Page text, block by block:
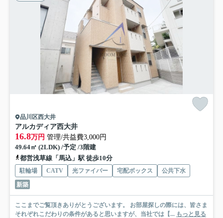
品川区西大井
アルカディア西大井
16.8万円 管理/共益費3,000円
49.64㎡ (2LDK) /予定 /3階建
都営浅草線「馬込」駅 徒歩10分
駐輪場 CATV 光ファイバー 宅配ボックス
公共下水
新築
ここまでご覧頂きありがとうございます。 お部屋探しの際には、皆さま
それぞれこだわりの条件があると思いますが、当社では【... もっと見る